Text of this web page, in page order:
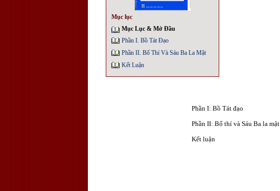
Mục lục
Mục Lục & Mở Đầu
Phần I. Bồ Tát Đạo
Phần II. Bố Thí Và Sáu Ba La Mật
Kết Luận
Phần I: Bồ Tát đạo
Phần II: Bố thí và Sáu Ba la mật
Kết luận